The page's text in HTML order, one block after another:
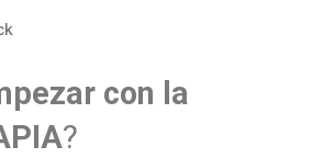
con la
?